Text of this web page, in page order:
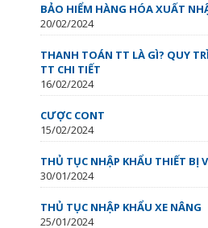
BẢO HIỂM HÀNG HÓA XUẤT
20/02/2024
THANH TOÁN TT LÀ GÌ? QUY
TT CHI TIẾT
16/02/2024
CƯỢC CONT
15/02/2024
THỦ TỤC NHẬP KHẨU THIẾT BỊ
30/01/2024
THỦ TỤC NHẬP KHẨU XE NÂNG
25/01/2024